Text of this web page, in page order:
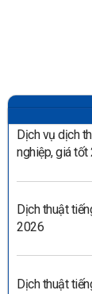
Dịch vụ dịch
nghiệp, giá tốt
Dịch thuật
2026
Dịch thuật